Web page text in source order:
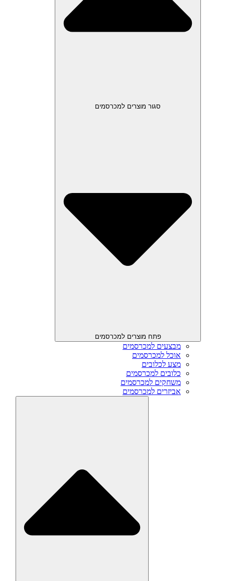
סגור מוצרים למכרסמים
פתח מוצרים למכרסמים
מבצעים למכרסמים
אוכל למכרסמים
מצע לכלובים
כלובים למכרסמים
משחקים למכרסמים
אביזרים למכרסמים